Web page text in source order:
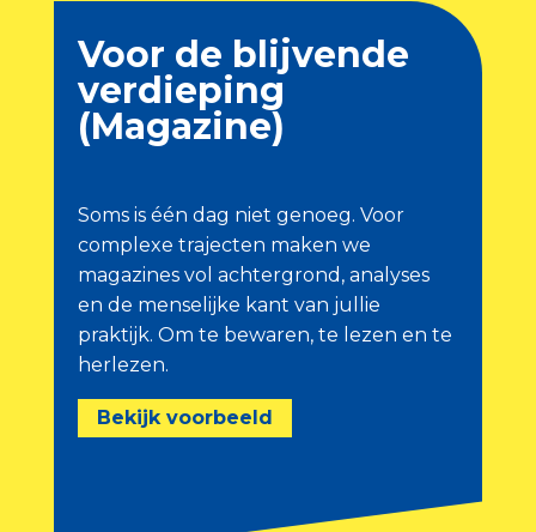
Voor de blijvende
verdieping
(Magazine)
Soms is één dag niet genoeg. Voor
complexe trajecten maken we
magazines vol achtergrond, analyses
en de menselijke kant van jullie
praktijk. Om te bewaren, te lezen en te
herlezen.
Bekijk voorbeeld